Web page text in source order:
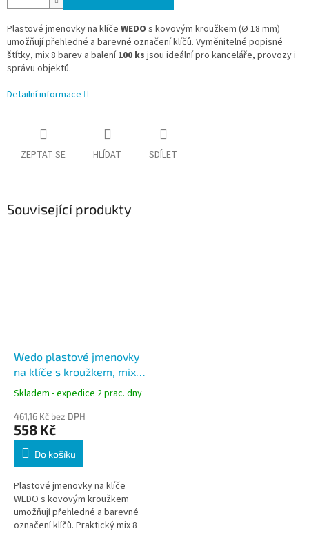
Plastové jmenovky na klíče WEDO s kovovým kroužkem (Ø 18 mm)
umožňují přehledné a barevné označení klíčů. Vyměnitelné popisné
štítky, mix 8 barev a balení100 ks jsou ideální pro kanceláře, provozy i
správu objektů.
Detailní informace
ZEPTAT SE HLÍDAT SDÍLET
Související produkty
Wedo plastové jmenovky
na klíče s kroužkem, mix 8
barev, 200ks
Skladem - expedice 2 prac. dny
461,16 Kč bez DPH
558 Kč
Do košíku
Plastové jmenovky na klíče
WEDO s kovovým kroužkem
umožňují přehledné a barevné
označení klíčů. Praktický mix 8